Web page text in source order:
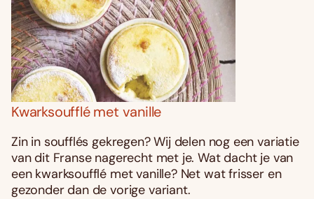
Kwarksoufflé met vanille
Zin in soufflés gekregen? Wij delen nog een variatie
van dit Franse nagerecht met je. Wat dacht je van
een kwarksoufflé met vanille? Net wat frisser en
gezonder dan de vorige variant.